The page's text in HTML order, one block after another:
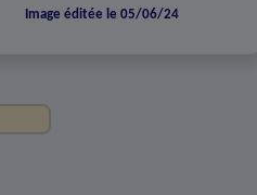
Image éditée le 05/06/24